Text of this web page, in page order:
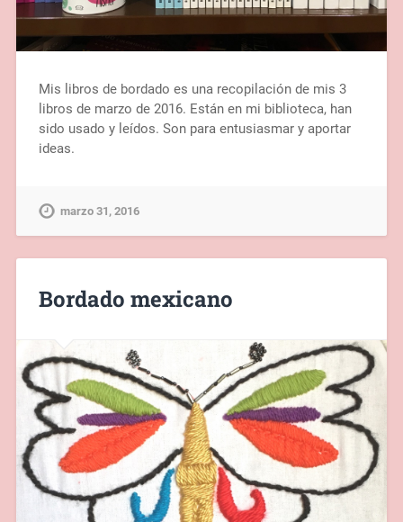
Mis libros de bordado es una recopilación de mis 3
libros de marzo de 2016. Están en mi biblioteca, han
sido usado y leídos. Son para entusiasmar y aportar
ideas.
marzo 31, 2016
Bordado mexicano